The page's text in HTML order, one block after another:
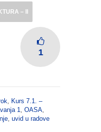
– II
1
, Kurs 7.1. –
1, OASA,
, uvid u radove